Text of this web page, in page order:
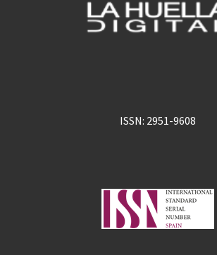
ISSN: 2951-9608